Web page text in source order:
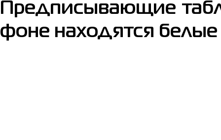
Предписывающие
фоне находятся